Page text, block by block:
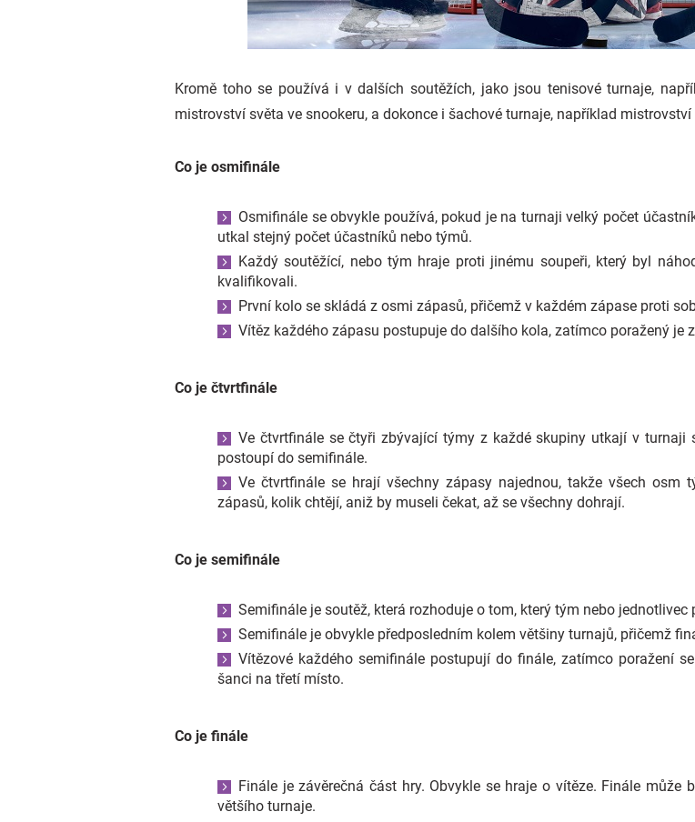
Kromě toho se používá i v dalších soutěžích, jako jsou tenisové turnaje,
mistrovství světa ve snookeru, a dokonce i šachové turnaje, například mistrovství
Co je osmifinále
Osmifinále se obvykle používá, pokud je na turnaji velký počet
utkal stejný počet účastníků nebo týmů.
Každý soutěžící, nebo tým hraje proti jinému soupeři, který byl
kvalifikovali.
První kolo se skládá z osmi zápasů, přičemž v každém zápase proti
Vítěz každého zápasu postupuje do dalšího kola, zatímco poražený je
Co je čtvrtfinále
Ve čtvrtfinále se čtyři zbývající týmy z každé skupiny utkají v turnaji
postoupí do semifinále.
Ve čtvrtfinále se hrají všechny zápasy najednou, takže všech
zápasů, kolik chtějí, aniž by museli čekat, až se všechny dohrají.
Co je semifinále
Semifinále je soutěž, která rozhoduje o tom, který tým nebo
Semifinále je obvykle předposledním kolem většiny turnajů, přičemž
Vítězové každého semifinále postupují do finále, zatímco poražení
šanci na třetí místo.
Co je finále
Finále je závěrečná část hry. Obvykle se hraje o vítěze. Finále
většího turnaje.